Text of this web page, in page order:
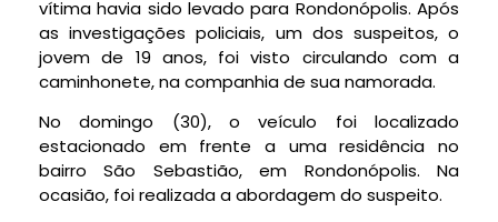
vítima havia sido levado para Rondonópolis. Após
as investigações policiais, um dos suspeitos, o
jovem de 19 anos, foi visto circulando com a
caminhonete, na companhia de sua namorada.
No domingo (30), o veículo foi localizado
estacionado em frente a uma residência no
bairro São Sebastião, em Rondonópolis. Na
ocasião, foi realizada a abordagem do suspeito.